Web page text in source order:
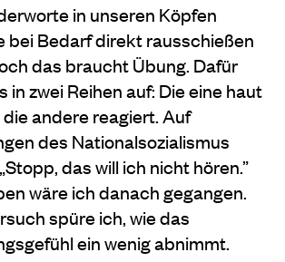
in unseren Köpfen
bei Bedarf direkt rausschießen
das braucht Übung. Dafür
in zwei Reihen auf: Die eine haut
die andere reagiert. Auf
des Nationalsozialismus
das will ich nicht hören.”
wäre ich danach gegangen.
spüre ich, wie das
ein wenig abnimmt.